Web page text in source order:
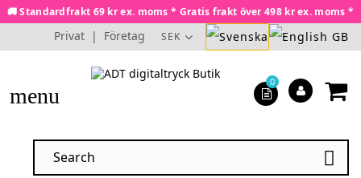
🚚 Standardfrakt 69 kr ex. moms * Gratis frakt över 498 kr ex. moms *
Privat | Företag SEK
menu

0